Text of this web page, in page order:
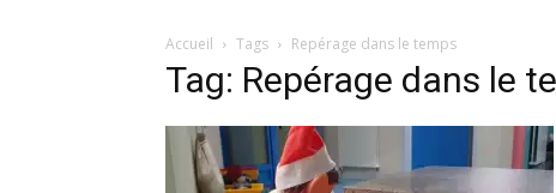
Accueil Tags Repérage dans le temps
Tag: Repérage dans le